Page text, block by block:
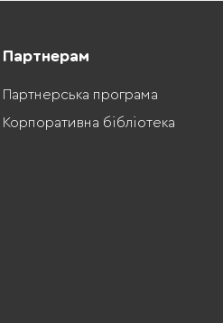
Партнерам
Партнерська програма
Корпоративна бібліотека